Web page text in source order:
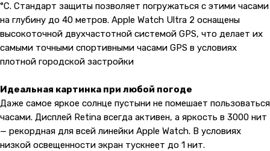
°С. Стандарт защиты позволяет погружаться с этими часами
на глубину до 40 метров. Apple Watch Ultra 2 оснащены
высокоточной двухчастотной системой GPS, что делает их
самыми точными спортивными часами GPS в условиях
плотной городской застройки
Идеальная картинка при любой погоде
Даже самое яркое солнце пустыни не помешает пользоваться
часами. Дисплей Retina всегда активен, а яркость в 3000 нит
— рекордная для всей линейки Apple Watch. В условиях
низкой освещенности экран тускнеет до 1 нит.